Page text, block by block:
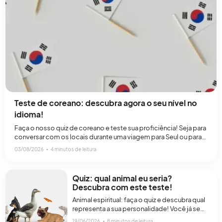
Teste de coreano: descubra agora o seu nível no
idioma!
Faça o nosso quiz de coreano e teste sua proficiência! Seja para
conversar com os locais durante uma viagem para Seul ou para
assistir a um K-drama popular, ser capaz de entender e falar
03/08/2026 ∙ 4 minutos de leitura
Quiz: qual animal eu seria?
Descubra com este teste!
Animal espiritual: faça o quiz e descubra qual
representa a sua personalidade! Você já se
perguntou qual o animal combina mais com a